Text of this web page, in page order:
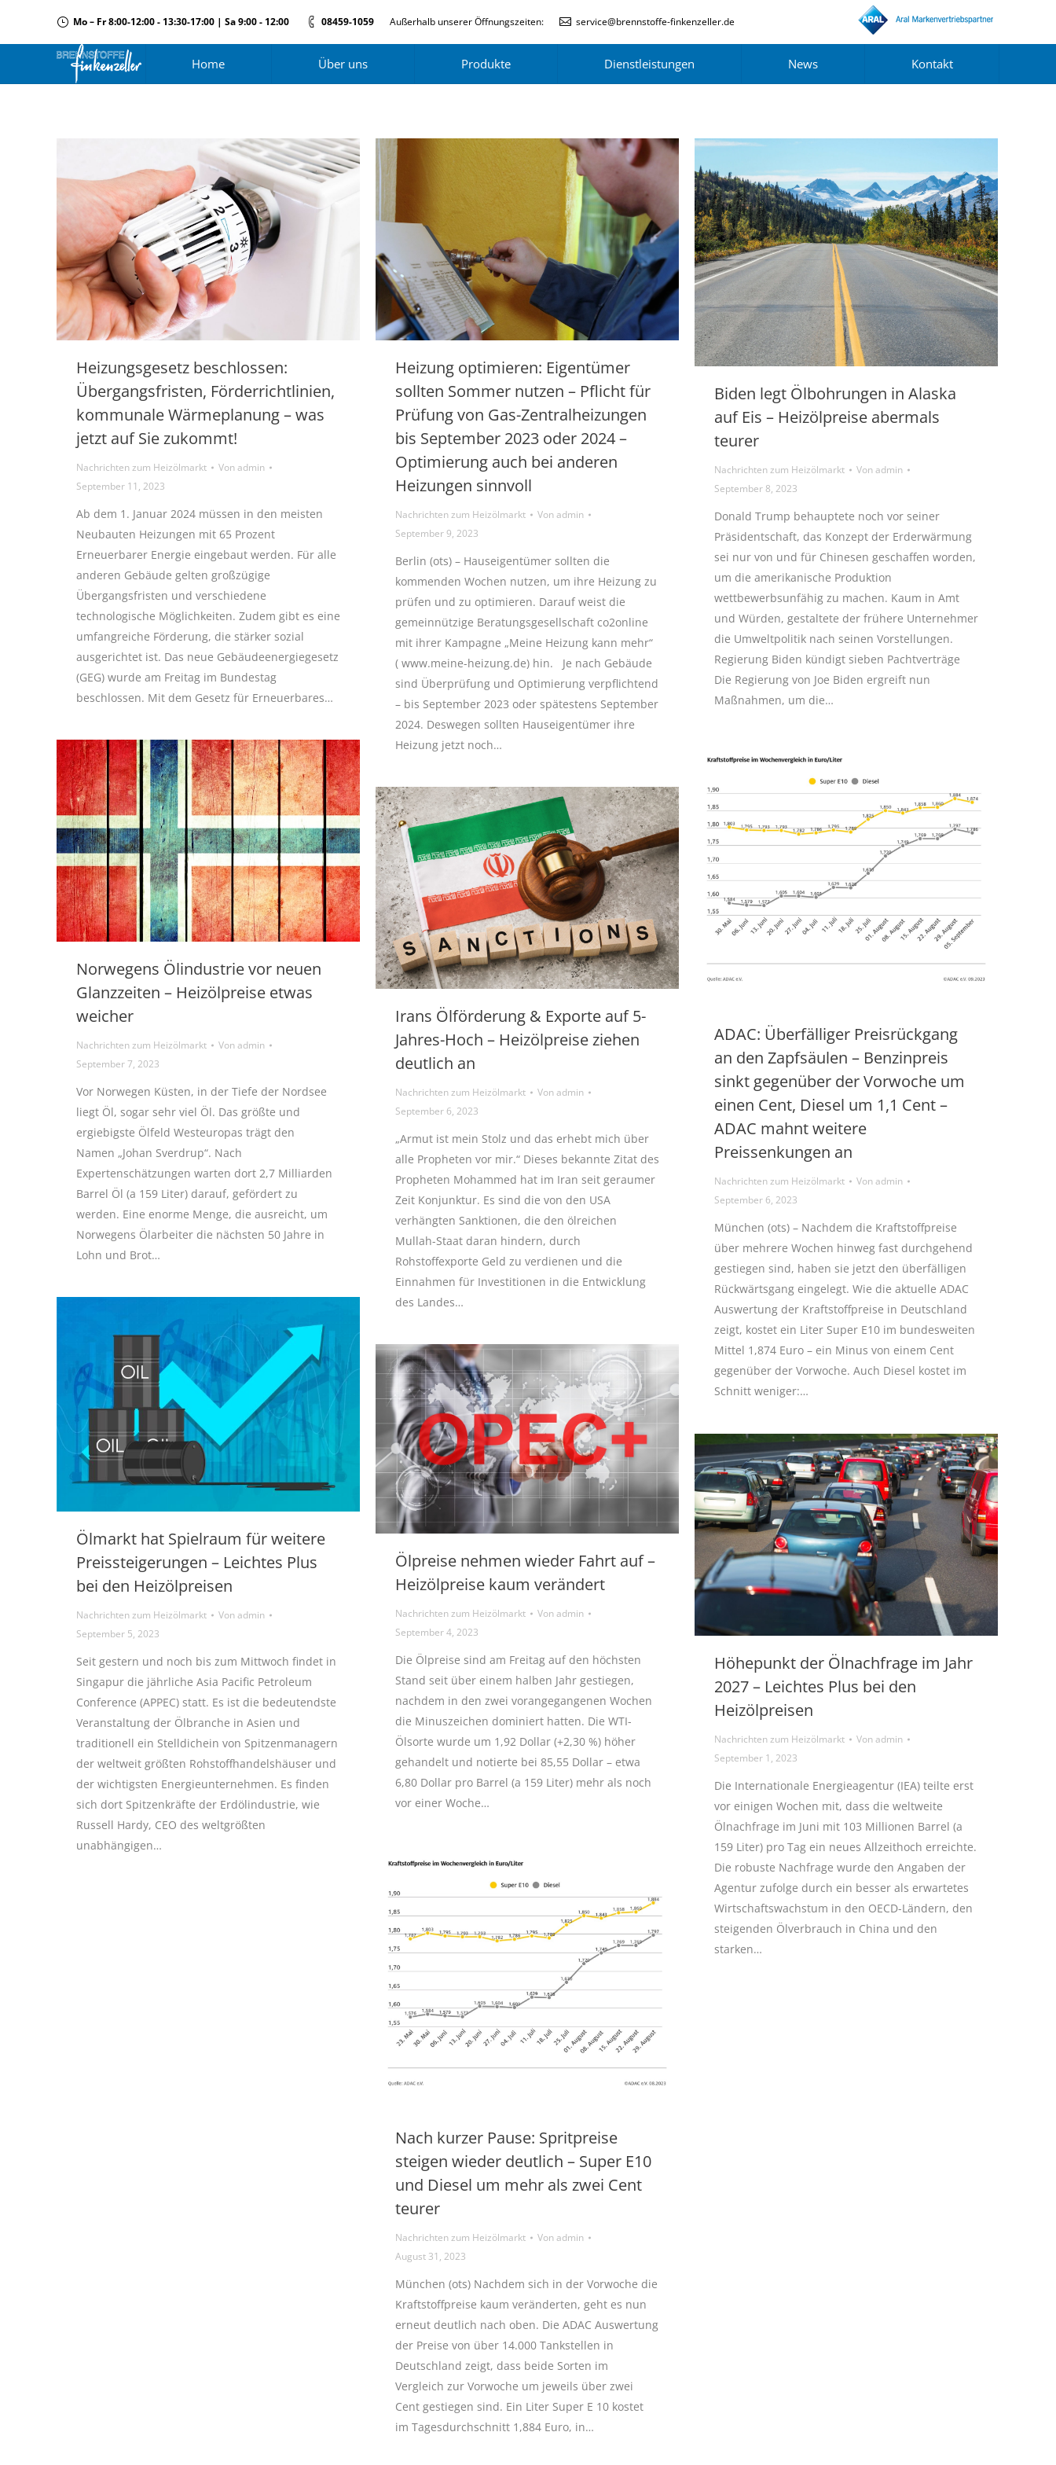
Mo – Fr 8:00-12:00 - 13:30-17:00 | Sa 9:00 - 12:00 08459-1059 Außerhalb unserer Öffnungszeiten: service@brennstoffe-finkenzeller.de
Home Über uns Produkte Dienstleistungen News Kontakt
Heizungsgesetz beschlossen:
Übergangsfristen, Förderrichtlinien,
kommunale Wärmeplanung – was
jetzt auf Sie zukommt!
Nachrichten zum Heizölmarkt Vonadmin
September 11, 2023
Ab dem 1. Januar 2024 müssen in den meisten
Neubauten Heizungen mit 65 Prozent
Erneuerbarer Energie eingebaut werden. Für alle
anderen Gebäude gelten großzügige
Übergangsfristen und verschiedene
technologische Möglichkeiten. Zudem gibt es eine
umfangreiche Förderung, die stärker sozial
ausgerichtet ist. Das neue Gebäudeenergiegesetz
(GEG) wurde am Freitag im Bundestag
beschlossen. Mit dem Gesetz für Erneuerbares…
Heizung optimieren: Eigentümer
sollten Sommer nutzen – Pflicht für
Prüfung von Gas-Zentralheizungen
bis September 2023 oder 2024 –
Optimierung auch bei anderen
Heizungen sinnvoll
Nachrichten zum Heizölmarkt Vonadmin
September 9, 2023
Berlin (ots) – Hauseigentümer sollten die
kommenden Wochen nutzen, um ihre Heizung zu
prüfen und zu optimieren. Darauf weist die
gemeinnützige Beratungsgesellschaft co2online
mit ihrer Kampagne „Meine Heizung kann mehr“
( www.meine-heizung.de) hin. Je nach Gebäude
sind Überprüfung und Optimierung verpflichtend
– bis September 2023 oder spätestens September
2024. Deswegen sollten Hauseigentümer ihre
Heizung jetzt noch…
Biden legt Ölbohrungen in Alaska
auf Eis – Heizölpreise abermals
teurer
Nachrichten zum Heizölmarkt Vonadmin
September 8, 2023
Donald Trump behauptete noch vor seiner
Präsidentschaft, das Konzept der Erderwärmung
sei nur von und für Chinesen geschaffen worden,
um die amerikanische Produktion
wettbewerbsunfähig zu machen. Kaum in Amt
und Würden, gestaltete der frühere Unternehmer
die Umweltpolitik nach seinen Vorstellungen.
Regierung Biden kündigt sieben Pachtverträge
Die Regierung von Joe Biden ergreift nun
Maßnahmen, um die…
Norwegens Ölindustrie vor neuen
Glanzzeiten – Heizölpreise etwas
weicher
Nachrichten zum Heizölmarkt Vonadmin
September 7, 2023
Vor Norwegen Küsten, in der Tiefe der Nordsee
liegt Öl, sogar sehr viel Öl. Das größte und
ergiebigste Ölfeld Westeuropas trägt den
Namen „Johan Sverdrup“. Nach
Expertenschätzungen warten dort 2,7 Milliarden
Barrel Öl (a 159 Liter) darauf, gefördert zu
werden. Eine enorme Menge, die ausreicht, um
Norwegens Ölarbeiter die nächsten 50 Jahre in
Lohn und Brot…
ADAC: Überfälliger Preisrückgang
an den Zapfsäulen – Benzinpreis
sinkt gegenüber der Vorwoche um
einen Cent, Diesel um 1,1 Cent –
ADAC mahnt weitere
Preissenkungen an
Nachrichten zum Heizölmarkt Vonadmin
September 6, 2023
München (ots) – Nachdem die Kraftstoffpreise
über mehrere Wochen hinweg fast durchgehend
gestiegen sind, haben sie jetzt den überfälligen
Rückwärtsgang eingelegt. Wie die aktuelle ADAC
Auswertung der Kraftstoffpreise in Deutschland
zeigt, kostet ein Liter Super E10 im bundesweiten
Mittel 1,874 Euro – ein Minus von einem Cent
gegenüber der Vorwoche. Auch Diesel kostet im
Schnitt weniger:…
Irans Ölförderung & Exporte auf 5-
Jahres-Hoch – Heizölpreise ziehen
deutlich an
Nachrichten zum Heizölmarkt Vonadmin
September 6, 2023
„Armut ist mein Stolz und das erhebt mich über
alle Propheten vor mir.“ Dieses bekannte Zitat des
Propheten Mohammed hat im Iran seit geraumer
Zeit Konjunktur. Es sind die von den USA
verhängten Sanktionen, die den ölreichen
Mullah-Staat daran hindern, durch
Rohstoffexporte Geld zu verdienen und die
Einnahmen für Investitionen in die Entwicklung
des Landes…
Ölmarkt hat Spielraum für weitere
Preissteigerungen – Leichtes Plus
bei den Heizölpreisen
Nachrichten zum Heizölmarkt Vonadmin
September 5, 2023
Seit gestern und noch bis zum Mittwoch findet in
Singapur die jährliche Asia Pacific Petroleum
Conference (APPEC) statt. Es ist die bedeutendste
Veranstaltung der Ölbranche in Asien und
traditionell ein Stelldichein von Spitzenmanagern
der weltweit größten Rohstoffhandelshäuser und
der wichtigsten Energieunternehmen. Es finden
sich dort Spitzenkräfte der Erdölindustrie, wie
Russell Hardy, CEO des weltgrößten
unabhängigen…
Ölpreise nehmen wieder Fahrt auf –
Heizölpreise kaum verändert
Nachrichten zum Heizölmarkt Vonadmin
September 4, 2023
Die Ölpreise sind am Freitag auf den höchsten
Stand seit über einem halben Jahr gestiegen,
nachdem in den zwei vorangegangenen Wochen
die Minuszeichen dominiert hatten. Die WTI-
Ölsorte wurde um 1,92 Dollar (+2,30 %) höher
gehandelt und notierte bei 85,55 Dollar – etwa
6,80 Dollar pro Barrel (a 159 Liter) mehr als noch
vor einer Woche…
Höhepunkt der Ölnachfrage im Jahr
2027 – Leichtes Plus bei den
Heizölpreisen
Nachrichten zum Heizölmarkt Vonadmin
September 1, 2023
Die Internationale Energieagentur (IEA) teilte erst
vor einigen Wochen mit, dass die weltweite
Ölnachfrage im Juni mit 103 Millionen Barrel (a
159 Liter) pro Tag ein neues Allzeithoch erreichte.
Die robuste Nachfrage wurde den Angaben der
Agentur zufolge durch ein besser als erwartetes
Wirtschaftswachstum in den OECD-Ländern, den
steigenden Ölverbrauch in China und den
starken…
Nach kurzer Pause: Spritpreise
steigen wieder deutlich – Super E10
und Diesel um mehr als zwei Cent
teurer
Nachrichten zum Heizölmarkt Vonadmin
August 31, 2023
München (ots) Nachdem sich in der Vorwoche die
Kraftstoffpreise kaum veränderten, geht es nun
erneut deutlich nach oben. Die ADAC Auswertung
der Preise von über 14.000 Tankstellen in
Deutschland zeigt, dass beide Sorten im
Vergleich zur Vorwoche um jeweils über zwei
Cent gestiegen sind. Ein Liter Super E 10 kostet
im Tagesdurchschnitt 1,884 Euro, in…